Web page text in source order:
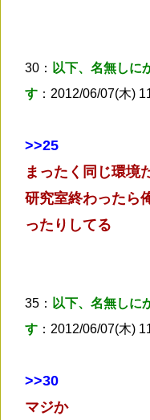
30： 以下、名無しに
す ：2012/06/07(木)
>>25
まったく同じ環境
研究室終わったら
ったりしてる
35： 以下、名無しに
す ：2012/06/07(木)
>>30
マジか